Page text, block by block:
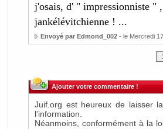
j'osais, d' " impressionniste "
jankélévitchienne ! ...
Envoyé par Edmond_002- le Mercredi
Ajouter votre commentaire !